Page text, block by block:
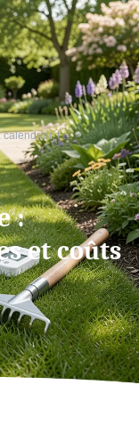
Entretenir sa pelouse : calendrier, techniques et coûts (2026)
:
et coûts